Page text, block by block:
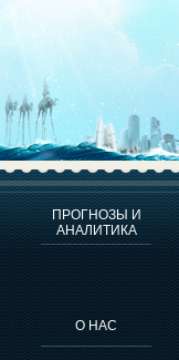
ПРОГНОЗЫ И
АНАЛИТИКА
О НАС